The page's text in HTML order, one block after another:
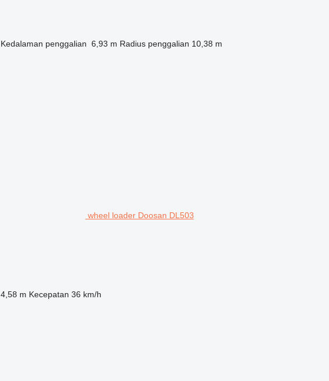
Kedalaman penggalian 6,93 m Radius penggalian 10,38 m
wheel loader Doosan DL503
4,58 m Kecepatan 36 km/h